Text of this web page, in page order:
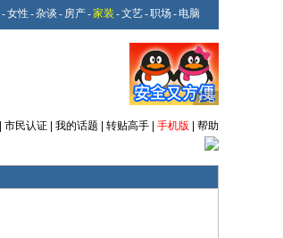
-女性 -杂谈 - 房产-家装 -文艺-职场 - 电脑
市民认证 我的话题 转贴高手 手机版
帮助